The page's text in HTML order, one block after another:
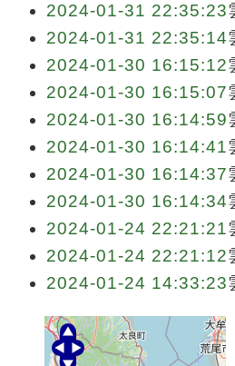
2024-01-31 22:35:23
2024-01-31 22:35:14
2024-01-30 16:15:12
2024-01-30 16:15:07
2024-01-30 16:14:59
2024-01-30 16:14:41
2024-01-30 16:14:37
2024-01-30 16:14:34
2024-01-24 22:21:21
2024-01-24 22:21:12
2024-01-24 14:33:23